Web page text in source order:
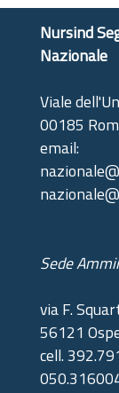
Nursind
Nazionale
Viale
00185
email:
Sede
via F.
56121
cell.